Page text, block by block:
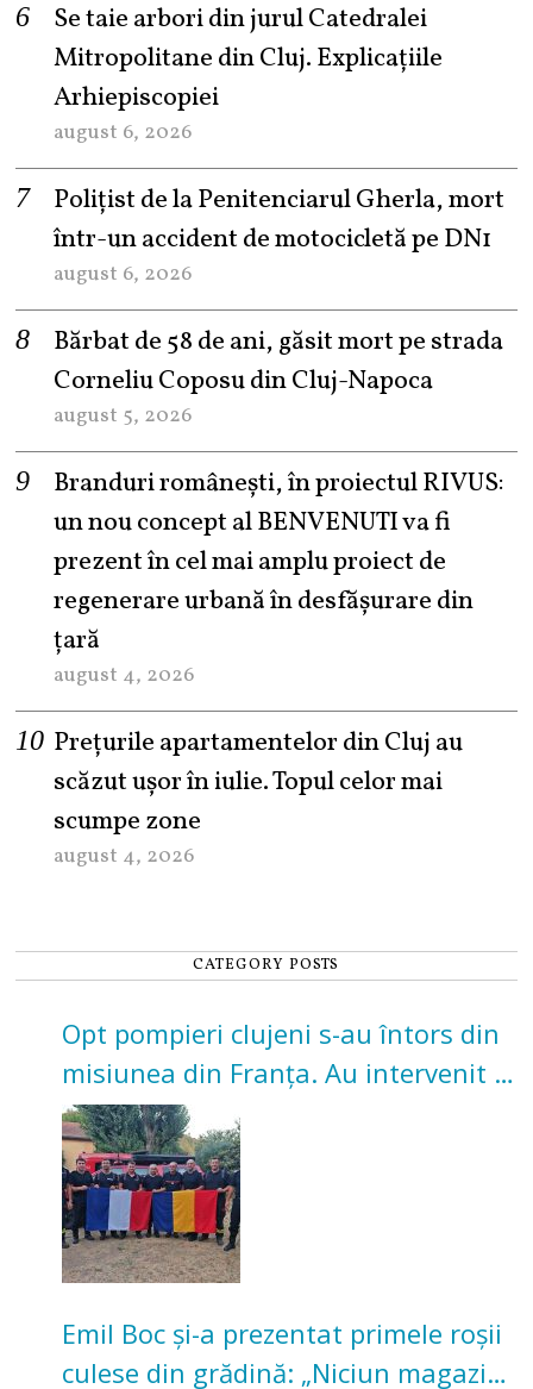
Se taie arbori din jurul Catedralei
Mitropolitane din Cluj. Explicațiile
Arhiepiscopiei
august 6, 2026
Polițist de la Penitenciarul Gherla, mort
într-un accident de motocicletă pe DN1
august 6, 2026
Bărbat de 58 de ani, găsit mort pe strada
Corneliu Coposu din Cluj-Napoca
august 5, 2026
Branduri românești, în proiectul RIVUS:
un nou concept al BENVENUTI va fi
prezent în cel mai amplu proiect de
regenerare urbană în desfășurare din
țară
august 4, 2026
Prețurile apartamentelor din Cluj au
scăzut ușor în iulie. Topul celor mai
scumpe zone
august 4, 2026
CATEGORY POSTS
Opt pompieri clujeni s-au întors din
misiunea din Franța. Au intervenit la
incendii de vegetație și pădure
Emil Boc și-a prezentat primele roșii
culese din grădină: „Niciun magazin